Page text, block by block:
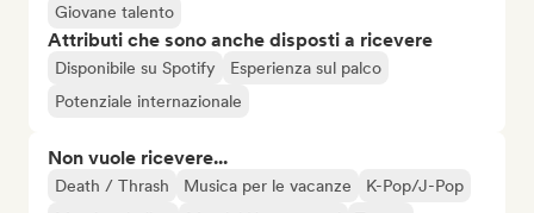
Giovane talento
Attributi che sono anche disposti a ricevere
Disponibile su Spotify
Esperienza sul palco
Potenziale internazionale
Non vuole ricevere...
Death / Thrash Musica per le vacanze
K-Pop/J-Pop